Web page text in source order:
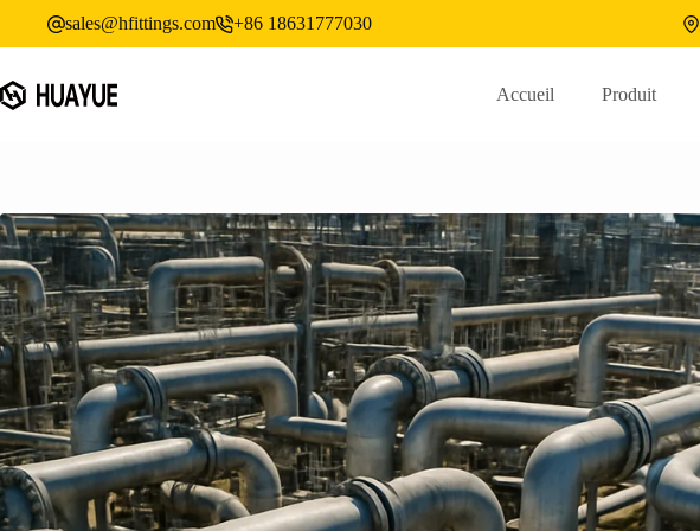
容
sales@hfittings.com +86 18631777030
Accueil Produit